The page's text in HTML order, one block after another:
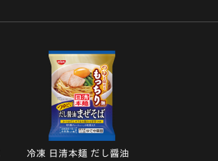
冷凍 日清本麺 だし醤油